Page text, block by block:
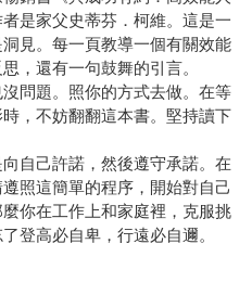
是家父史蒂芬．柯維。這是一
見。每一頁教導一個有關效能
，還有一句鼓舞的引言。
問題。照你的方式去做。在等
，不妨翻翻這本書。堅持讀下
自己許諾，然後遵守承諾。在
照這簡單的程序，開始對自己
你在工作上和家庭裡，克服挑
登高必自卑，行遠必自邇。